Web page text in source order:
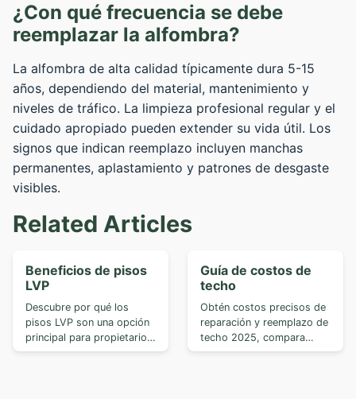
¿Con qué frecuencia se debe
reemplazar la alfombra?
La alfombra de alta calidad típicamente dura 5-15
años, dependiendo del material, mantenimiento y
niveles de tráfico. La limpieza profesional regular y el
cuidado apropiado pueden extender su vida útil. Los
signos que indican reemplazo incluyen manchas
permanentes, aplastamiento y patrones de desgaste
visibles.
Related Articles
Beneficios de pisos
LVP
Descubre por qué los
pisos LVP son una opción
principal para propietarios.
Apren...
Guía de costos de
techo
Obtén costos precisos de
reparación y reemplazo de
techo 2025, compara
materiale...